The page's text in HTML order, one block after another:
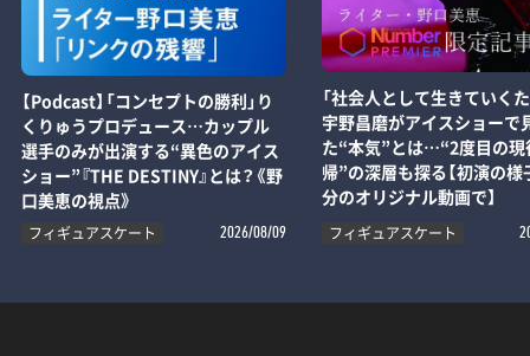
【Podcast】「コンセプトの勝利」り
くりゅうプロデュース…カップル
選手のみが出演する“異色のアイス
ショー”『THE DESTINY』とは？《野
口美恵の視点》
フィギュアスケート 2026/08/09
「社会人として生きていく
宇野昌磨がアイスショーで
た“本気”とは…“2度目の現
帰”の深層も探る【初演の様
分のオリジナル動画で】
フィギュアスケート